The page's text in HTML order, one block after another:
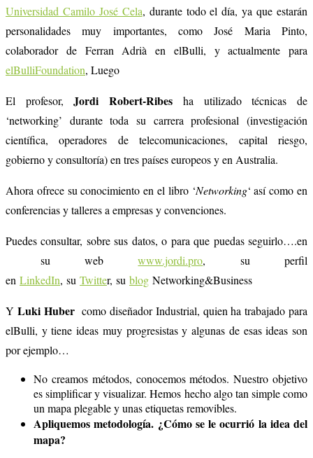
Universidad Camilo José Cela, durante todo el día, ya que estarán
personalidades muy importantes, como José Maria Pinto,
colaborador de Ferran Adrià en elBulli, y actualmente para
elBulliFoundation, Luego
El profesor,Jordi Robert-Ribesha utilizado técnicas de
‘networking’ durante toda su carrera profesional (investigación
científica, operadores de telecomunicaciones, capital riesgo,
gobierno y consultoría) en tres países europeos y en Australia.
Ahora ofrece su conocimiento en el libro ‘Networking‘ así como en
conferencias y talleres a empresas y convenciones.
Puedes consultar, sobre sus datos, o para que puedas seguirlo….en
su webwww.jordi.pro, su perfil
en LinkedIn, su Twitter, su blog Networking&Business
Y Luki Hubercomo diseñador Industrial, quien ha trabajado para
elBulli, y tiene ideas muy progresistas y algunas de esas ideas son
por ejemplo…
No creamos métodos, conocemos métodos. Nuestro objetivo
es simplificar y visualizar. Hemos hecho algo tan simple como
un mapa plegable y unas etiquetas removibles.
Apliquemos metodología. ¿Cómo se le ocurrió la idea del
mapa?